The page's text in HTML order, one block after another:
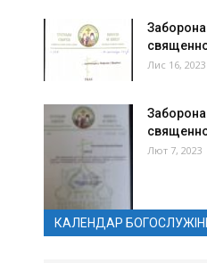
Заборона
Лис 16, 2023
Заборона
Лют 7, 2023
КАЛЕНДАР